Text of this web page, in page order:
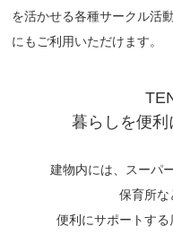
を活かせる各種サークル活動
にもご利用いただけます。
暮らしを便
建物内には、スーパ
保育所な
便利にサポートする